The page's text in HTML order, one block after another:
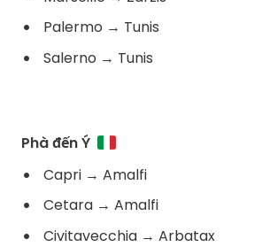
Palermo → Tunis
Salerno → Tunis
Phà đến Ý
Capri → Amalfi
Cetara → Amalfi
Civitavecchia → Arbatax